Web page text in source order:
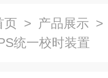
页 > 产品展示
统一校时装置